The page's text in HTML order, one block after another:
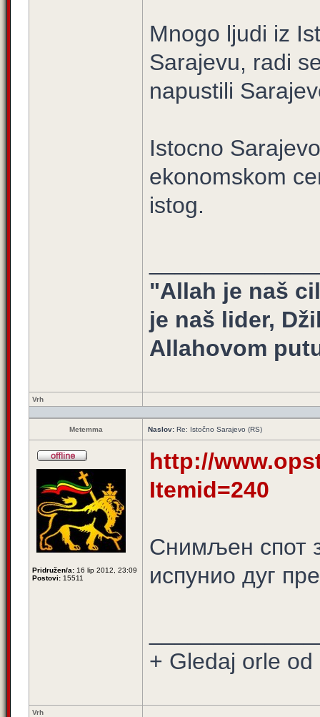
Mnogo ljudi iz
Sarajevu, radi
napustili
Istocno
ekonomskom
istog.
"Allah je naš
je naš lider,
Allahovom
Vrh
Metemma Naslov: Re: Istočno Sarajevo (RS)
Pridružen/a: 16 lip 2012, 23:09
Postovi: 15511
http://
Itemid=240
Снимљен спот
испунио дуг
+ Gledaj orle
Vrh